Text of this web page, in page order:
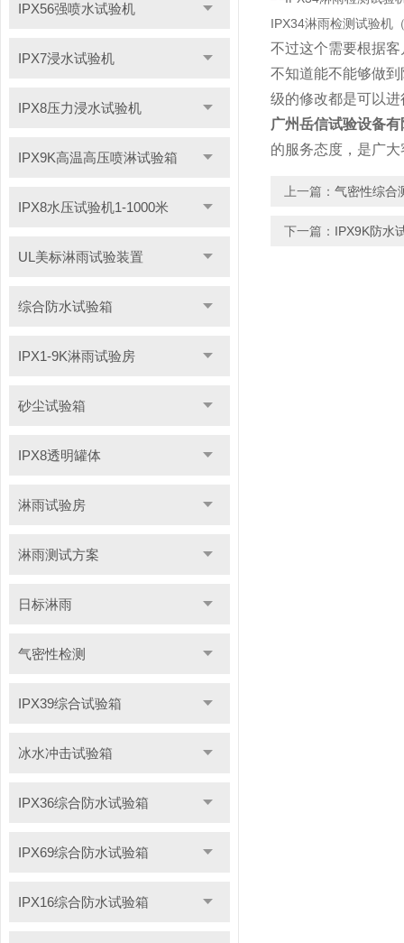
IPX56强喷水试验机
IPX7浸水试验机
IPX8压力浸水试验机
IPX9K高温高压喷淋试验箱
IPX8水压试验机1-1000米
UL美标淋雨试验装置
综合防水试验箱
IPX1-9K淋雨试验房
砂尘试验箱
IPX8透明罐体
淋雨试验房
淋雨测试方案
日标淋雨
气密性检测
IPX39综合试验箱
冰水冲击试验箱
IPX36综合防水试验箱
IPX69综合防水试验箱
IPX16综合防水试验箱
IPX34淋雨检测试验机
不过这个需要根据
不知道能不能够做
级的修改都是可以
广州岳信试验设备
的服务态度，是广
上一篇： 气密性综合
下一篇： IPX9K防水